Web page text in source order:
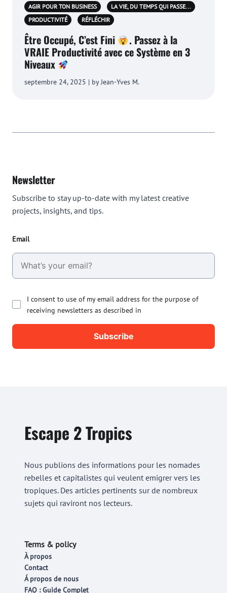
AGIR POUR TON BUSINESS
LA VIE, DU TEMPS QUI PASSE...
PRODUCTIVITÉ
RÉFLÉCHIR
Être Occupé, C’est Fini
. Passez à la
VRAIE Productivité avec ce Système en 3
Niveaux
septembre 24, 2025 | by Jean-Yves M.
Newsletter
Subscribe to stay up-to-date with my latest creative
projects, insights, and tips.
Email
I consent to use of my email address for the purpose of
receiving newsletters as described in
Escape 2 Tropics
Nous publions des informations pour les nomades
rebelles et capitalistes qui veulent emigrer vers les
tropiques. Des articles pertinents sur de nombreux
sujets qui raviront nos lecteurs.
Terms & policy
À propos
Contact
Á propos de nous
FAQ : Guide Complet